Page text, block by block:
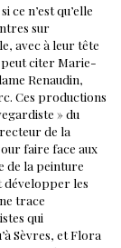
ce n’est qu’elle
sur
avec à leur tête
citer Marie-
Renaudin,
Ces productions
» du
de la
faire face aux
de la peinture
développer les
trace
qui
Sèvres, et Flora